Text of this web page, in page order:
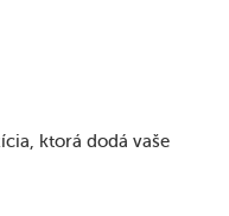
ktorá dodá vaše